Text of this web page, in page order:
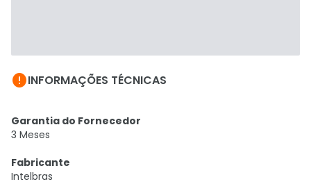
INFORMAÇÕES TÉCNICAS
Garantia do Fornecedor
3 Meses
Fabricante
Intelbras